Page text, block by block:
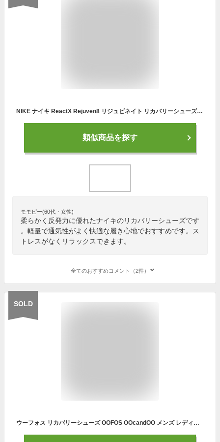
NIKE ナイキ ReactX Rejuven8 リジュビネイト リカバリーシューズ HV5060-001 サンダル 黒 ブラック メンズ レディース
類似商品を探す
モモピー(60代・女性)
柔らかく反発力に優れたナイキのリカバリーシューズです
。軽量で通気性がよく快適な履き心地でおすすめです。ス
トレスがなくリラックスできます。
全てのおすすめコメント（2件）
SOLD
ウーフォス リカバリーシューズ OOFOS OOcandOO メンズ レディース ブラック ウーキャンドゥ 国内正規品 送料無料 【サイズ交換片道無料】